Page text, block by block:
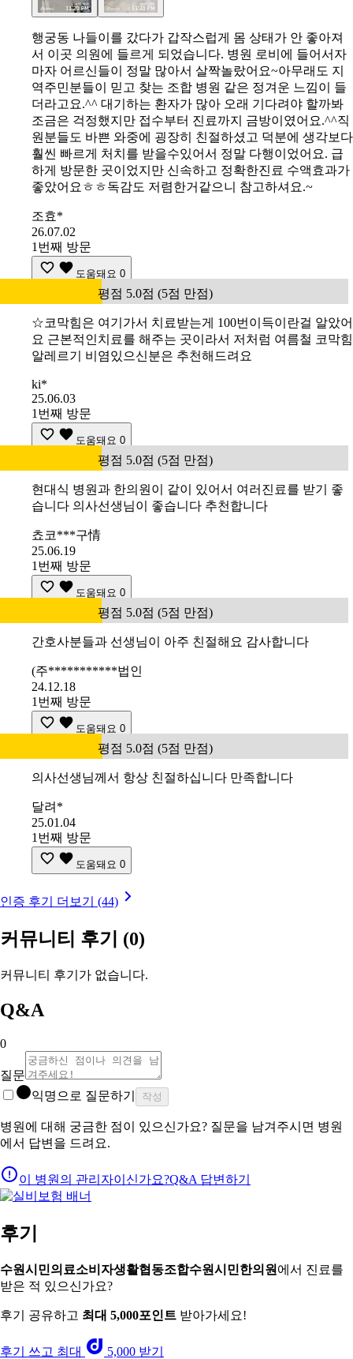
행궁동 나들이를 갔다가 갑작스럽게 몸 상태가 안 좋아져
서 이곳 의원에 들르게 되었습니다. 병원 로비에 들어서자
마자 어르신들이 정말 많아서 살짝놀랐어요~아무래도 지
역주민분들이 믿고 찾는 조합 병원 같은 정겨운 느낌이 들
더라고요.^^ 대기하는 환자가 많아 오래 기다려야 할까봐
조금은 걱정했지만 접수부터 진료까지 금방이였어요.^^직
원분들도 바쁜 와중에 굉장히 친절하셨고 덕분에 생각보다
훨씬 빠르게 처치를 받을수있어서 정말 다행이었어요. 급
하게 방문한 곳이었지만 신속하고 정확한진료 수액효과가
좋았어요ㅎㅎ독감도 저렴한거같으니 참고하셔요.~
조효*
26.07.02
1번째 방문
도움돼요 0
평점 5.0점 (5점 만점)
☆코막힘은 여기가서 치료받는게 100번이득이란걸 알았어
요 근본적인치료를 해주는 곳이라서 저처럼 여름철 코막힘
알레르기 비염있으신분은 추천해드려요
ki*
25.06.03
1번째 방문
도움돼요 0
평점 5.0점 (5점 만점)
현대식 병원과 한의원이 같이 있어서 여러진료를 받기 좋
습니다 의사선생님이 좋습니다 추천합니다
쵸코***구情
25.06.19
1번째 방문
도움돼요 0
평점 5.0점 (5점 만점)
간호사분들과 선생님이 아주 친절해요 감사합니다
(주***********법인
24.12.18
1번째 방문
도움돼요 0
평점 5.0점 (5점 만점)
의사선생님께서 항상 친절하십니다 만족합니다
달려*
25.01.04
1번째 방문
도움돼요 0
인증 후기 더보기 (44)
커뮤니티 후기 (0)
커뮤니티 후기가 없습니다.
Q&A
0
질문
익명으로 질문하기
작성
병원에 대해 궁금한 점이 있으신가요? 질문을 남겨주시면 병원
에서 답변을 드려요.
이 병원의 관리자이신가요?Q&A 답변하기
후기
수원시민의료소비자생활협동조합수원시민한의원 에서 진료를
받은 적 있으신가요?
후기 공유하고 최대 5,000포인트 받아가세요!
후기 쓰고 최대 5,000 받기